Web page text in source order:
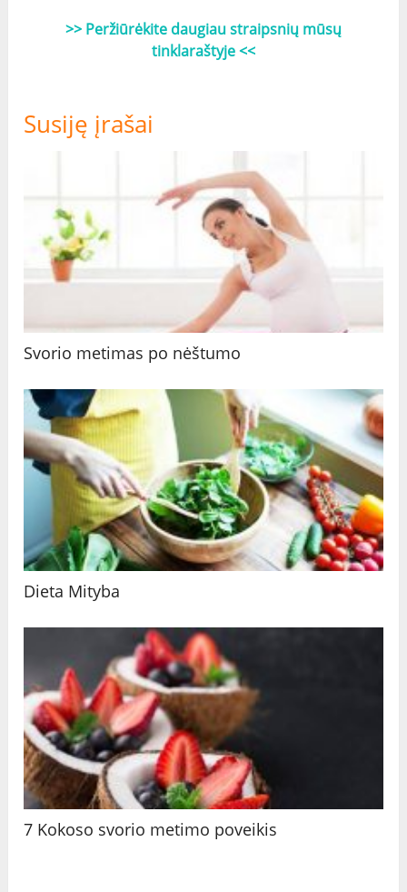
>> Peržiūrėkite daugiau straipsnių mūsų
tinklaraštyje <<
Susiję įrašai
Svorio metimas po nėštumo
Dieta Mityba
7 Kokoso svorio metimo poveikis